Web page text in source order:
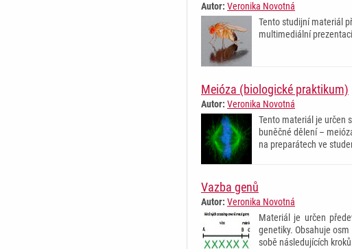
Autor: Veronika Novotná
Tento studijní materiál
multimediální
Meióza (biologické praktikum)
Autor: Veronika Novotná
Tento materiál je určen
buněčné dělení –
na preparátech ve
Vazba genů
Autor: Veronika Novotná
Materiál je určen
genetiky. Obsahuje
sobě následujících